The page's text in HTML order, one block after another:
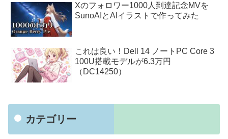
Xのフォロワー1000人到達記念MVを
SunoAIとAIイラストで作ってみた
これは良い！Dell 14 ノートPC Core 3
100U搭載モデルが6.3万円
（DC14250）
カテゴリー